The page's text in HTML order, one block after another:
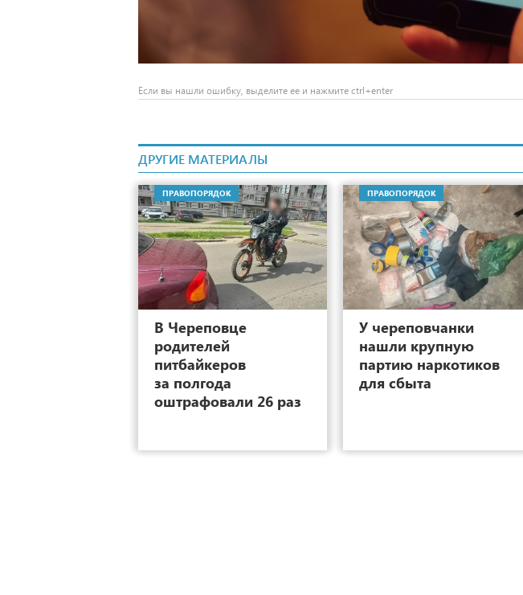
Если вы нашли ошибку, выделите ее и нажмите ctrl+enter
ДРУГИЕ МАТЕРИАЛЫ
ПРАВОПОРЯДОК
14
В Череповце
родителей
питбайкеров
за полгода
оштрафовали 26 раз
ПРАВОПОРЯДОК
У череповчанки
нашли крупную
партию наркотиков
для сбыта